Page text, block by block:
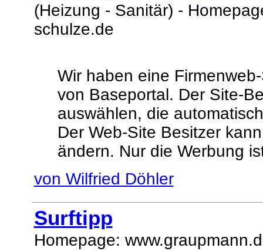
(Heizung - Sanitär) -
schulze.de
Wir haben eine
von Baseportal. Der Site-
auswählen, die
Der Web-Site Besitzer
ändern. Nur die Werbung
von Wilfried Döhler
Surftipp
Homepage: